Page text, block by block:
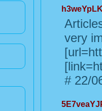
very
#22/